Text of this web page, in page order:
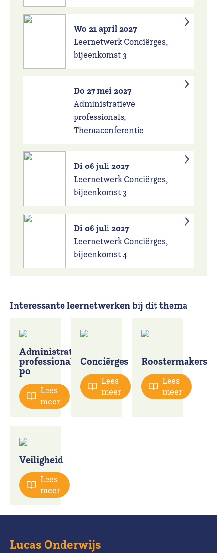
Wo 21 april 2027
Leernetwerk Conciërges,
bijeenkomst 3
Do 27 mei 2027
Administratieve
professionals,
Themaconferentie
Di 06 juli 2027
Leernetwerk Conciërges,
bijeenkomst 3
Di 06 juli 2027
Leernetwerk Conciërges,
bijeenkomst 4
Interessante leernetwerken bij dit thema
Administratieve
professionals
po
Lees
meer
Conciërges
Lees
meer
Roostermakers
Lees
meer
Veiligheid
Lees
meer
Lucas Onderwijs